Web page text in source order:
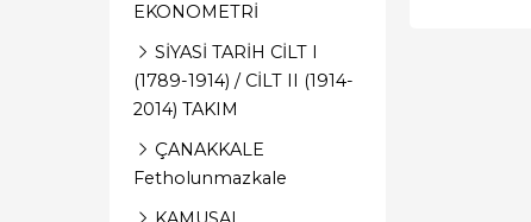
EKONOMETRİ
SİYASİ TARİH CİLT I
(1789-1914) / CİLT II (1914-
2014) TAKIM
ÇANAKKALE
Fetholunmazkale